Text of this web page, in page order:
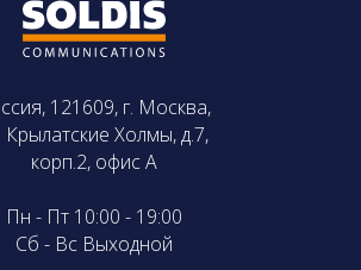
121609, г. Москва,
Крылатские Холмы, д.7,
корп.2, офис А
Пн - Пт 10:00 - 19:00
Сб - Вс Выходной